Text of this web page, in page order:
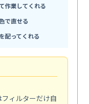
作業してくれる
で直せる
配ってくれる
ィルターだけ自